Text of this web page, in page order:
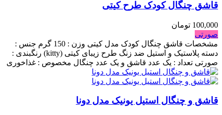
قاشق چنگال کودک طرح کیتی
100,000 تومان
صورتی
مشخصات قاشق چنگال کودک مدل کیتی وزن : 150 گرم جنس :
دسته پلاستیک و استیل ضد زنگ طرح زیبای کیتی (kitty) رنگبندی :
صورتی تعداد : یک عدد قاشق و یک عدد چنگال مخصوص : غذاخوری
قاشق و چنگال استیل یونیک مدل دونا